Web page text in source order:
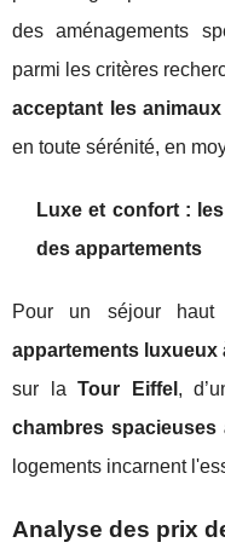
des aménagements
parmi les critères
acceptant les animaux
en toute sérénité, en
Luxe et confort :
des appartements
Pour un séjour
appartements luxueux
sur laTour Eiffel ,
chambres
logements incarnent
Analyse des prix